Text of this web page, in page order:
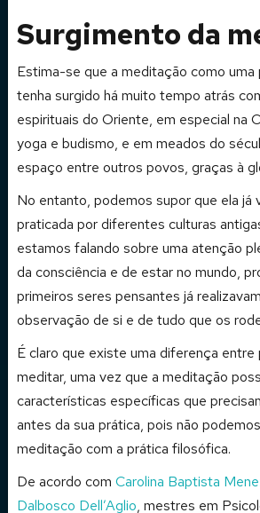
Surgimento da
Estima-se que a meditação como uma
tenha surgido há muito tempo atrás
espirituais do Oriente, em especial na
yoga e budismo, e em meados do
espaço entre outros povos, graças à
No entanto, podemos supor que ela já
praticada por diferentes culturas
estamos falando sobre uma atenção
da consciência e de estar no mundo,
primeiros seres pensantes já
observação de si e de tudo que os
É claro que existe uma diferença entre
meditar, uma vez que a meditação
características específicas que
antes da sua prática, pois não
meditação com a prática filosófica.
De acordo com Carolina Baptista
Dalbosco Dell’Aglio, mestres em